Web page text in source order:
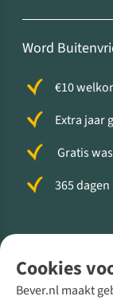
Cookies
Bever.nl maakt
Word
€10
Extra jaar
Gratis
365